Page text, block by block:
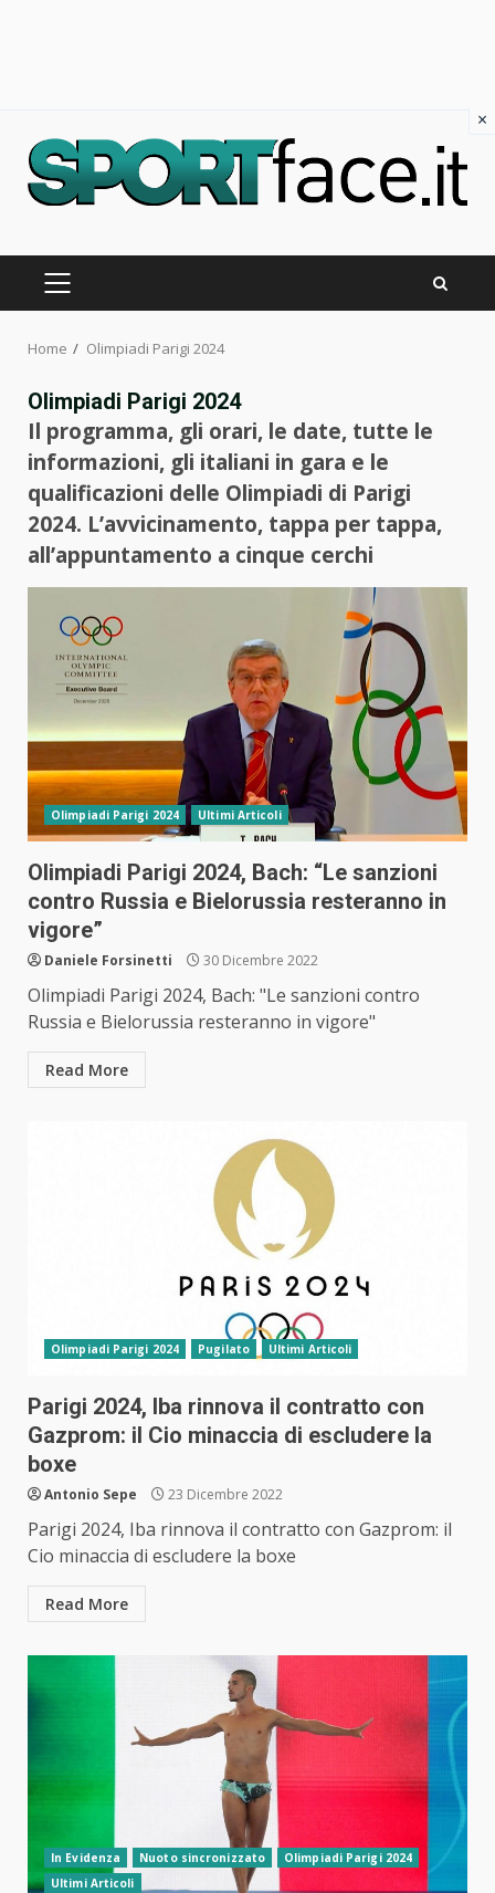
content
PRIMARY
Home Olimpiadi Parigi 2024
Olimpiadi Parigi 2024
Il programma, gli orari, le date, tutte le
informazioni, gli italiani in gara e le
qualificazioni delle Olimpiadi di Parigi
2024. L’avvicinamento, tappa per tappa,
all’appuntamento a cinque cerchi
Olimpiadi Parigi 2024 Ultimi Articoli
Olimpiadi Parigi 2024, Bach: “Le sanzioni
contro Russia e Bielorussia resteranno in
vigore”
Daniele Forsinetti 30 Dicembre 2022
Olimpiadi Parigi 2024, Bach: "Le sanzioni contro
Russia e Bielorussia resteranno in vigore"
Read More
Olimpiadi Parigi 2024 Pugilato Ultimi Articoli
Parigi 2024, Iba rinnova il contratto con
Gazprom: il Cio minaccia di escludere la
boxe
Antonio Sepe 23 Dicembre 2022
Parigi 2024, Iba rinnova il contratto con Gazprom: il
Cio minaccia di escludere la boxe
Read More
In Evidenza Nuoto sincronizzato
Olimpiadi Parigi 2024
Ultimi Articoli
×